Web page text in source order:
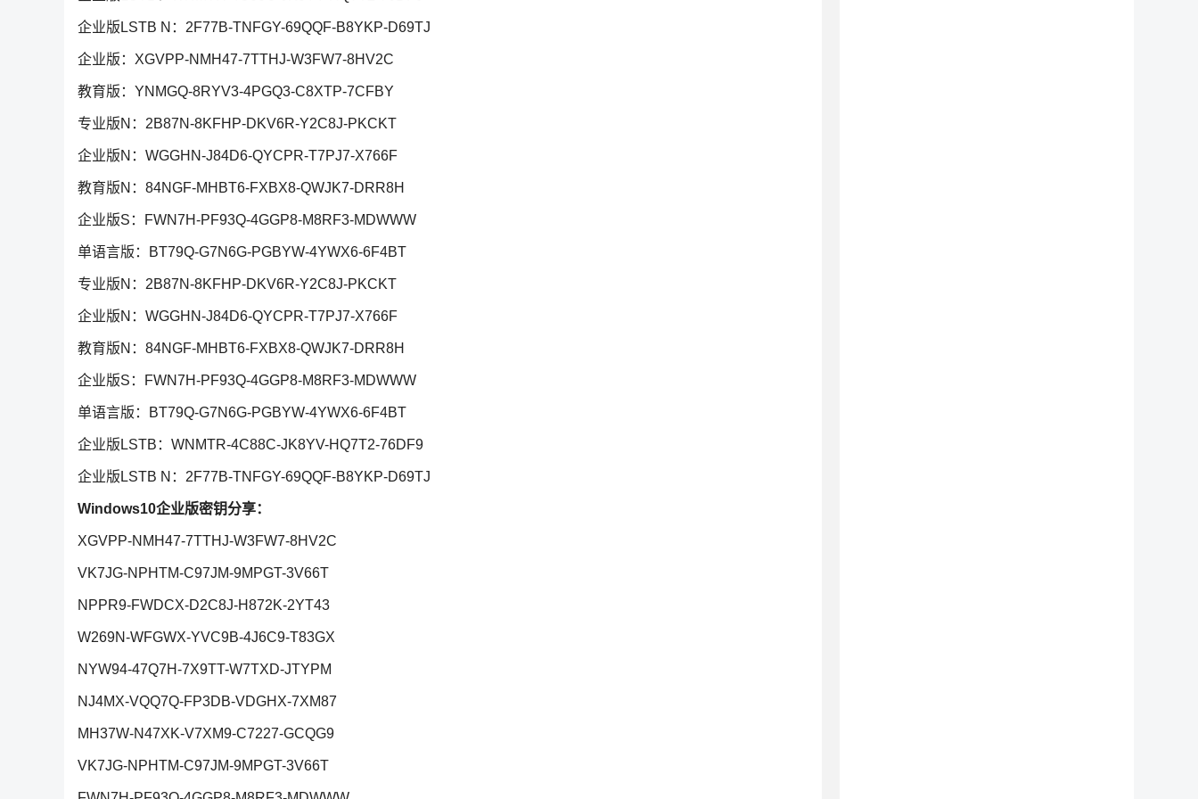
企业版LSTB N：2F77B-TNFGY-69QQF-B8YKP-D69TJ
企业版：XGVPP-NMH47-7TTHJ-W3FW7-8HV2C
教育版：YNMGQ-8RYV3-4PGQ3-C8XTP-7CFBY
专业版N：2B87N-8KFHP-DKV6R-Y2C8J-PKCKT
企业版N：WGGHN-J84D6-QYCPR-T7PJ7-X766F
教育版N：84NGF-MHBT6-FXBX8-QWJK7-DRR8H
企业版S：FWN7H-PF93Q-4GGP8-M8RF3-MDWWW
单语言版：BT79Q-G7N6G-PGBYW-4YWX6-6F4BT
专业版N：2B87N-8KFHP-DKV6R-Y2C8J-PKCKT
企业版N：WGGHN-J84D6-QYCPR-T7PJ7-X766F
教育版N：84NGF-MHBT6-FXBX8-QWJK7-DRR8H
企业版S：FWN7H-PF93Q-4GGP8-M8RF3-MDWWW
单语言版：BT79Q-G7N6G-PGBYW-4YWX6-6F4BT
企业版LSTB：WNMTR-4C88C-JK8YV-HQ7T2-76DF9
企业版LSTB N：2F77B-TNFGY-69QQF-B8YKP-D69TJ
Windows10企业版密钥分享：
XGVPP-NMH47-7TTHJ-W3FW7-8HV2C
VK7JG-NPHTM-C97JM-9MPGT-3V66T
NPPR9-FWDCX-D2C8J-H872K-2YT43
W269N-WFGWX-YVC9B-4J6C9-T83GX
NYW94-47Q7H-7X9TT-W7TXD-JTYPM
NJ4MX-VQQ7Q-FP3DB-VDGHX-7XM87
MH37W-N47XK-V7XM9-C7227-GCQG9
VK7JG-NPHTM-C97JM-9MPGT-3V66T